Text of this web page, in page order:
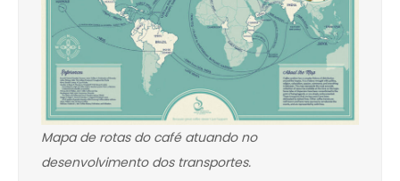
Mapa de rotas do café atuando no
desenvolvimento dos transportes.